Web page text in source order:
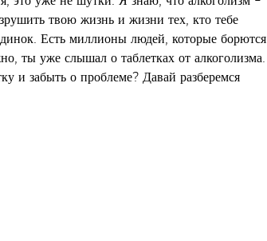
твою жизнь и жизни тех, кто тебе
Есть миллионы людей, которые борются
ты уже слышал о таблетках от алкоголизма.
и забыть о проблеме? Давай разберемся